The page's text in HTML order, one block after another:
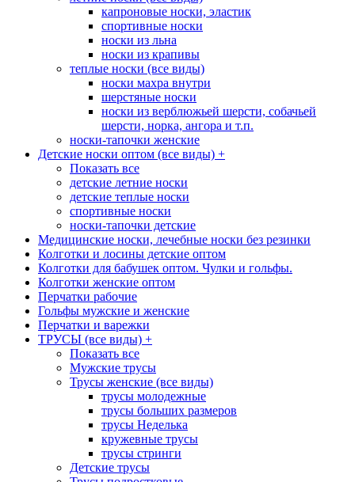
капроновые носки, эластик
спортивные носки
носки из льна
носки из крапивы
теплые носки (все виды)
носки махра внутри
шерстяные носки
носки из верблюжьей шерсти, собачьей
шерсти, норка, ангора и т.п.
носки-тапочки женские
Детские носки оптом (все виды) +
Показать все
детские летние носки
детские теплые носки
спортивные носки
носки-тапочки детские
Медицинские носки, лечебные носки без резинки
Колготки и лосины детские оптом
Колготки для бабушек оптом. Чулки и гольфы.
Колготки женские оптом
Перчатки рабочие
Гольфы мужские и женские
Перчатки и варежки
ТРУСЫ (все виды) +
Показать все
Мужские трусы
Трусы женские (все виды)
трусы молодежные
трусы больших размеров
трусы Неделька
кружевные трусы
трусы стринги
Детские трусы